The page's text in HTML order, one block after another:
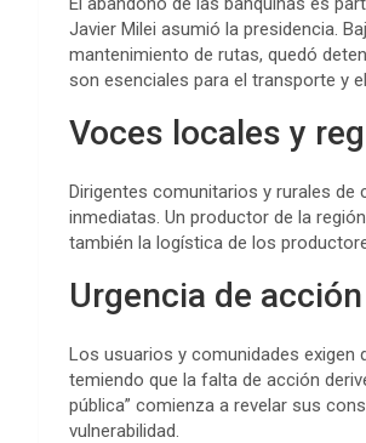
Javier Milei asumió la presidencia.
mantenimiento de rutas, quedó
son esenciales para el transporte y
Voces locales y
Dirigentes comunitarios y rurales
inmediatas. Un productor de la
también la logística de los
Urgencia de acción
Los usuarios y comunidades exigen
temiendo que la falta de acción
pública” comienza a revelar sus
vulnerabilidad.